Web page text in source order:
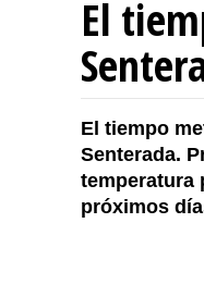
El
El tiempo
Senterada.
temperatura
próximos